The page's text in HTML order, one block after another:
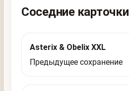
Соседние карточки
Asterix & Obelix XXL
Предыдущее сохранение